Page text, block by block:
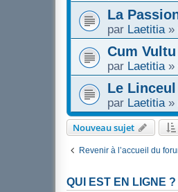
La
par Laetitia »
Cum
par Laetitia »
Le
par Laetitia »
Nouveau sujet
Revenir à l’accueil du
QUI EST EN LIGNE ?